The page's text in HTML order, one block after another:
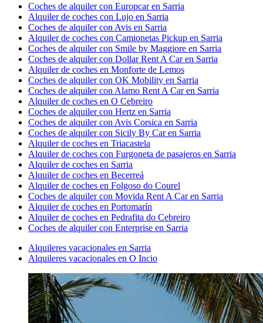
Coches de alquiler con Europcar en Sarria
Alquiler de coches con Lujo en Sarria
Coches de alquiler con Avis en Sarria
Alquiler de coches con Camionetas Pickup en Sarria
Coches de alquiler con Smile by Maggiore en Sarria
Coches de alquiler con Dollar Rent A Car en Sarria
Alquiler de coches en Monforte de Lemos
Coches de alquiler con OK Mobility en Sarria
Coches de alquiler con Alamo Rent A Car en Sarria
Alquiler de coches en O Cebreiro
Coches de alquiler con Hertz en Sarria
Coches de alquiler con Avis Corsica en Sarria
Coches de alquiler con Sicily By Car en Sarria
Alquiler de coches en Triacastela
Alquiler de coches con Furgoneta de pasajeros en Sarria
Alquiler de coches en Sarria
Alquiler de coches en Becerreá
Alquiler de coches en Folgoso do Courel
Coches de alquiler con Movida Rent A Car en Sarria
Alquiler de coches en Portomarín
Alquiler de coches en Pedrafita do Cebreiro
Coches de alquiler con Enterprise en Sarria
Alquileres vacacionales en Sarria
Alquileres vacacionales en O Incio